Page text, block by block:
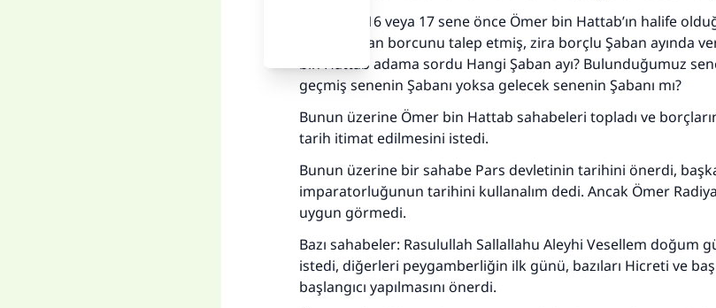
Hicretten 16 veya 17 sene önce Ömer bin Hattab’ın halife
başkasından borcunu talep etmiş, zira borçlu Şaban ayında
bin Hattab adama sordu Hangi Şaban ayı? Bulunduğumuz
geçmiş senenin Şabanı yoksa gelecek senenin Şabanı mı?
Bunun üzerine Ömer bin Hattab sahabeleri topladı ve
tarih itimat edilmesini istedi.
Bunun üzerine bir sahabe Pars devletinin tarihini önerdi,
imparatorluğunun tarihini kullanalım dedi. Ancak Ömer
uygun görmedi.
Bazı sahabeler: Rasulullah Sallallahu Aleyhi Vesellem doğum
istedi, diğerleri peygamberliğin ilk günü, bazıları Hicreti ve
başlangıcı yapılmasını önerdi.
110845 Nolu Cevap, bir evliliği
Ümmete cevapları ulaştırmak için bizi